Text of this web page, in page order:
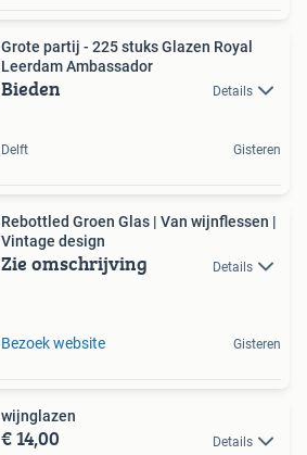
Grote partij - 225 stuks Glazen Royal
Leerdam Ambassador
Bieden Details
Delft Gisteren
Rebottled Groen Glas | Van wijnflessen |
Vintage design
Zie omschrijving Details
Bezoek website Gisteren
wijnglazen
€ 14,00 Details